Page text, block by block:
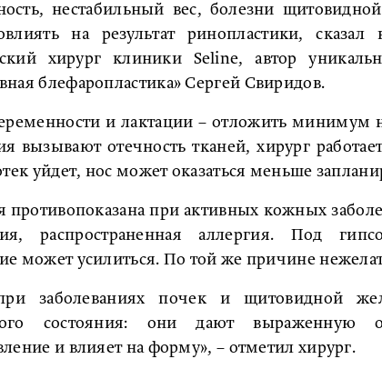
нестабильный вес, болезни
на результат ринопластики,
хирург клиники Seline, автор
блефаропластика» Сергей Свиридов.
и лактации – отложить минимум
вызывают отечность тканей, хирург
уйдет, нос может оказаться меньше
противопоказана при активных кожных
распространенная аллергия. Под
может усилиться. По той же причине
заболеваниях почек и щитовидной
состояния: они дают выраженную
и влияет на форму», – отметил хирург.